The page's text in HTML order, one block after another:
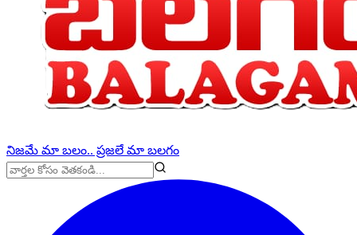
నిజమే మా బలం.. ప్రజలే మా బలగం